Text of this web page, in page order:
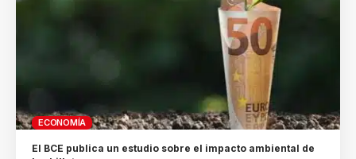
ECONOMÍA
El BCE publica un estudio sobre el impacto ambiental de